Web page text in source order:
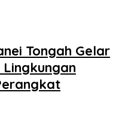
Tongah Gelar